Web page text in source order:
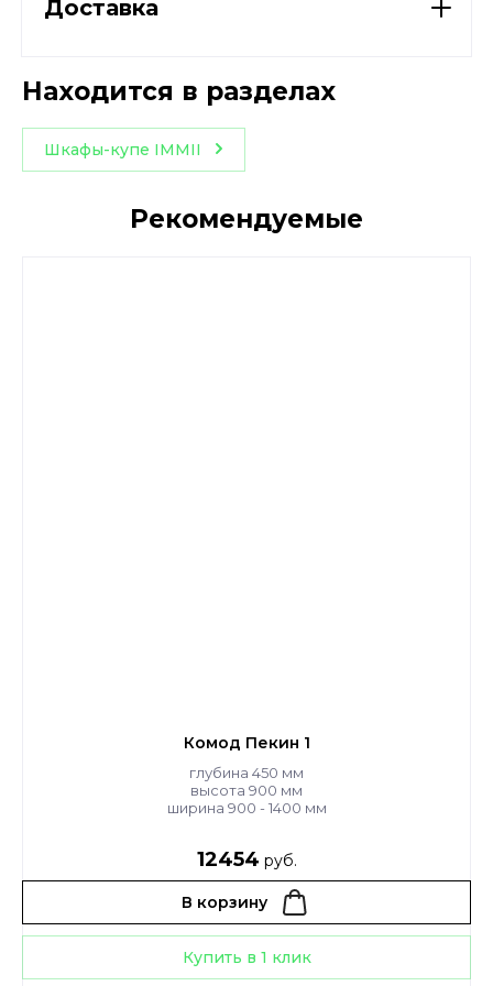
Доставка
Находится в разделах
Шкафы-купе IMMII
Рекомендуемые
Комод Пекин 1
глубина 450 мм
высота 900 мм
ширина 900 - 1400 мм
12454 руб.
В корзину
Купить в 1 клик